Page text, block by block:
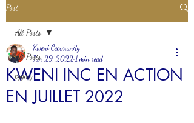
Post
All Posts
pygmy
All Posts
KWENI INC EN ACTION
EN JUILLET 2022
Kweni Community
Jun 29, 2022 1 min read